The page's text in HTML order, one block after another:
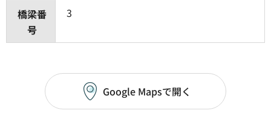
橋梁番
号
3
Google Mapsで開く